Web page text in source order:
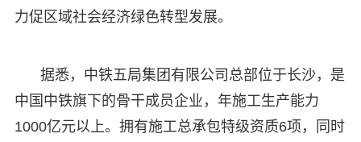
力促区域社会经济绿色转型发展。
据悉，中铁五局集团有限公司总部位于长沙，是
中国中铁旗下的骨干成员企业，年施工生产能力
1000亿元以上。拥有施工总承包特级资质6项，同时